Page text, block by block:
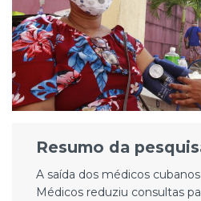
Resumo da
A saída dos médicos
Médicos reduziu consultas